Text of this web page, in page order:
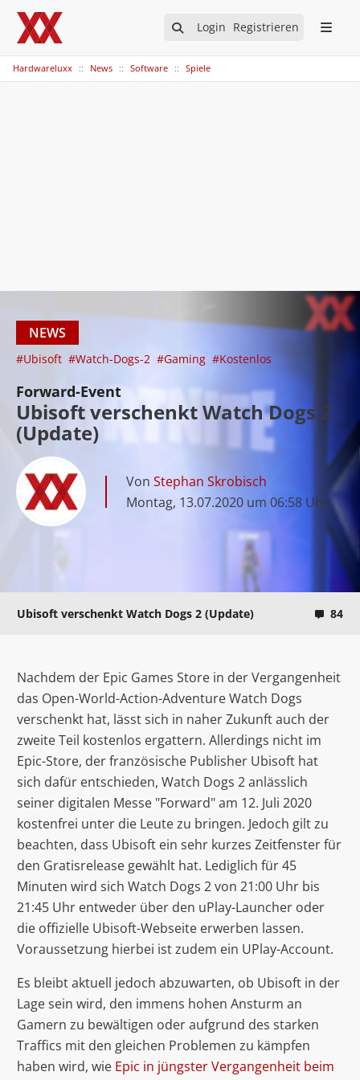
Login Registrieren
Hardwareluxx News Software Spiele
NEWS
#Ubisoft #Watch-Dogs-2 #Gaming #Kostenlos
Forward-Event
Ubisoft verschenkt Watch Dogs 2
(Update)
Von Stephan Skrobisch
Montag, 13.07.2020 um 06:58 Uhr
Ubisoft verschenkt Watch Dogs 2 (Update) 84
Nachdem der Epic Games Store in der Vergangenheit
das Open-World-Action-Adventure Watch Dogs
verschenkt hat, lässt sich in naher Zukunft auch der
zweite Teil kostenlos ergattern. Allerdings nicht im
Epic-Store, der französische Publisher Ubisoft hat
sich dafür entschieden, Watch Dogs 2 anlässlich
seiner digitalen Messe "Forward" am 12. Juli 2020
kostenfrei unter die Leute zu bringen. Jedoch gilt zu
beachten, dass Ubisoft ein sehr kurzes Zeitfenster für
den Gratisrelease gewählt hat. Lediglich für 45
Minuten wird sich Watch Dogs 2 von 21:00 Uhr bis
21:45 Uhr entweder über den uPlay-Launcher oder
die offizielle Ubisoft-Webseite erwerben lassen.
Voraussetzung hierbei ist zudem ein UPlay-Account.
Es bleibt aktuell jedoch abzuwarten, ob Ubisoft in der
Lage sein wird, den immens hohen Ansturm an
Gamern zu bewältigen oder aufgrund des starken
Traffics mit den gleichen Problemen zu kämpfen
haben wird, wie Epic in jüngster Vergangenheit beim